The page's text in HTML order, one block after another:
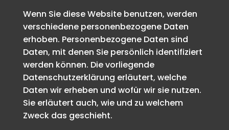
Wenn Sie diese Website benutzen, werden
verschiedene personenbezogene Daten
erhoben. Personenbezogene Daten sind
Daten, mit denen Sie persönlich identifiziert
werden können. Die vorliegende
Datenschutzerklärung erläutert, welche
Daten wir erheben und wofür wir sie nutzen.
Sie erläutert auch, wie und zu welchem
Zweck das geschieht.